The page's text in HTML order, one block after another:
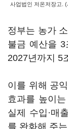
사업법인 저온저장고.
정부는 농가
불금 예산을
2027년까지 5
이를 위해 공
효과를 높이
실제 수입·매
를 완화해 주